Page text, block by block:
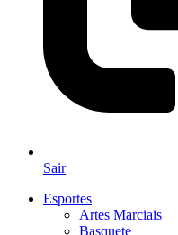
Sair
Esportes
Artes Marciais
Basquete